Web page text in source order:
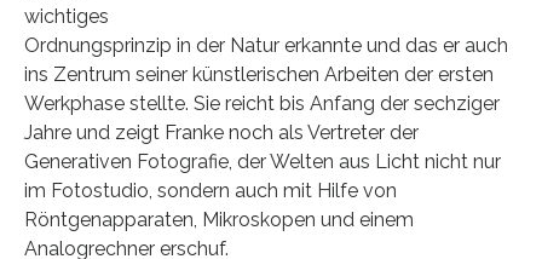
wichtiges
Ordnungsprinzip in der Natur erkannte und das er auch
ins Zentrum seiner künstlerischen Arbeiten der ersten
Werkphase stellte. Sie reicht bis Anfang der sechziger
Jahre und zeigt Franke noch als Vertreter der
Generativen Fotografie, der Welten aus Licht nicht nur
im Fotostudio, sondern auch mit Hilfe von
Röntgenapparaten, Mikroskopen und einem
Analogrechner erschuf.